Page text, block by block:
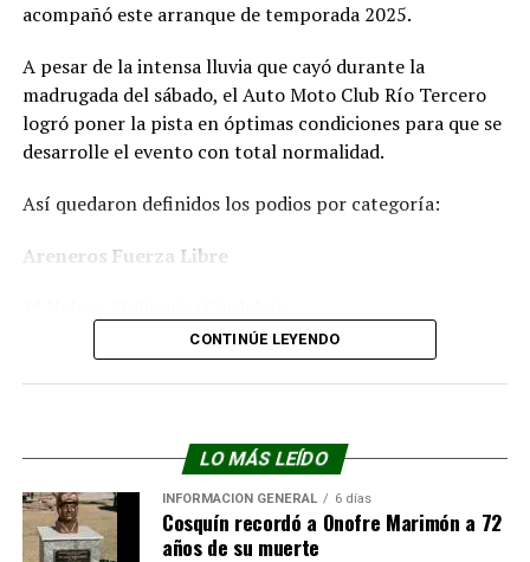
acompañó este arranque de temporada 2025.
A pesar de la intensa lluvia que cayó durante la
madrugada del sábado, el Auto Moto Club Río Tercero
logró poner la pista en óptimas condiciones para que se
desarrolle el evento con total normalidad.
Así quedaron definidos los podios por categoría:
Areneros Fuerza Libre
3° Cristian Quintana
1° Jorge Oviedo (Villa Carlos Paz)
2° Gastón Arévalo
3° Pablo Fissolo
CONTINÚE LEYENDO
LO MÁS LEÍDO
INFORMACIÓN GENERAL 6 días
Cosquín recordó a Onofre Marimón a 72
años de su muerte